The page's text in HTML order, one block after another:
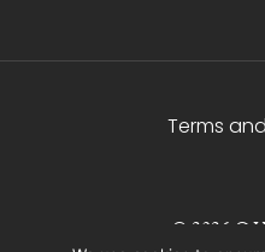
Terms
© 2026